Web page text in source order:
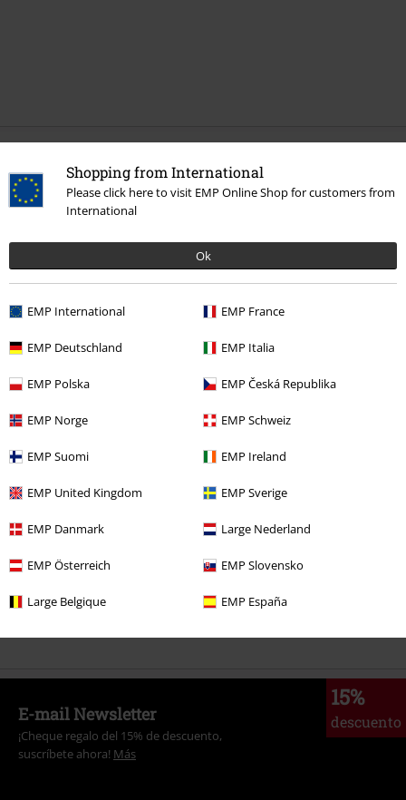
Shopping from International
Please click here to visit EMP Online Shop for customers from
International
Ok
EMP International EMP France
EMP Deutschland EMP Italia
EMP Polska EMP Česká Republika
EMP Norge EMP Schweiz
EMP Suomi EMP Ireland
EMP United Kingdom EMP Sverige
EMP Danmark Large Nederland
EMP Österreich EMP Slovensko
Large Belgique EMP España
PVPR24,99 € 15,99 €
Más categorías. Más opciones
Marcas Ropa
Marcas Ropa Marcas by EMP Hombre RED by EMP
15%
descuento
E-mail Newsletter
¡Cheque regalo del 15% de descuento,
suscríbete ahora! Más